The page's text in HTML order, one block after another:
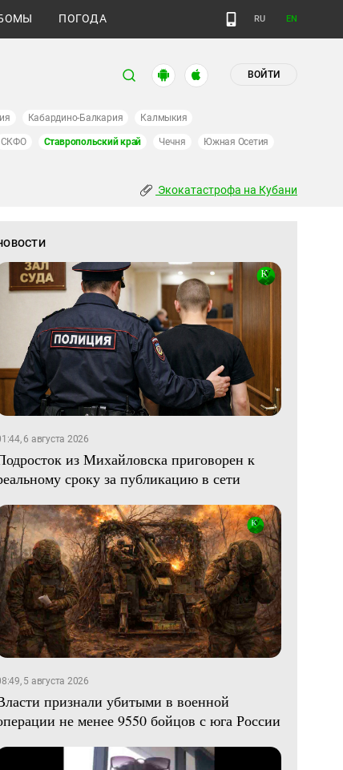
ПОГОДА RU EN
ВОЙТИ
Кабардино-Балкария Калмыкия
СКФО Ставропольский край Чечня Южная Осетия
Экокатастрофа на Кубани
6 августа 2026
из Михайловска приговорен к
сроку за публикацию в сети
5 августа 2026
признали убитыми в военной
не менее 9550 бойцов с юга России